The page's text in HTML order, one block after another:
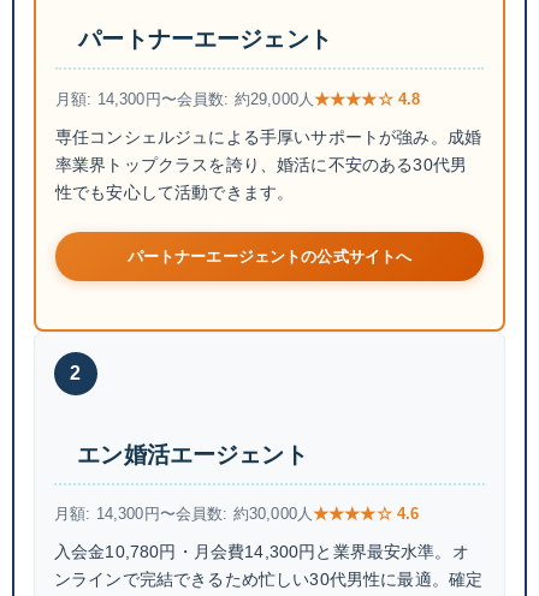
パートナーエージェント
月額: 14,300円〜会員数: 約29,000人★★★★☆ 4.8
専任コンシェルジュによる手厚いサポートが強み。成婚
率業界トップクラスを誇り、婚活に不安のある30代男
性でも安心して活動できます。
パートナーエージェントの公式サイトへ
2
エン婚活エージェント
月額: 14,300円〜会員数: 約30,000人★★★★☆ 4.6
入会金10,780円・月会費14,300円と業界最安水準。オ
ンラインで完結できるため忙しい30代男性に最適。確定